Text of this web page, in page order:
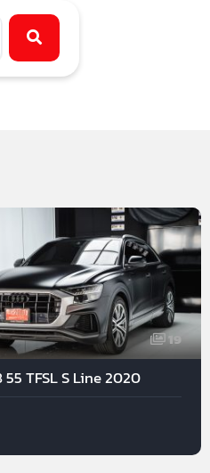
19
TFSL S Line 2020